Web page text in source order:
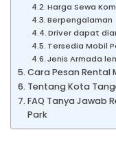
Harga Sewa
Berpengalaman
Driver dapat
Tersedia Mobil
Jenis Armada
Cara Pesan Rental
Tentang Kota
FAQ Tanya Jawab
Park